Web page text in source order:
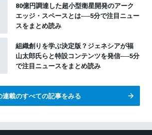
80億円調達した超小型衛星開発のアーク
エッジ・スペースとは──5分で注目ニュー
スをまとめ読み
組織創りを学ぶ決定版？ジェネシアが福
山太郎氏らと特設コンテンツを発信──5分
で注目ニュースをまとめ読み
連載のすべての記事をみる